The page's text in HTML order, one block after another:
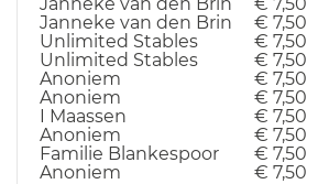
Janneke van den Brin
€ 7,50
Unlimited Stables
€ 7,50
Unlimited Stables
€ 7,50
Anoniem
€ 7,50
Anoniem
€ 7,50
I Maassen
€ 7,50
Anoniem
€ 7,50
Familie Blankespoor
€ 7,50
Anoniem
€ 7,50